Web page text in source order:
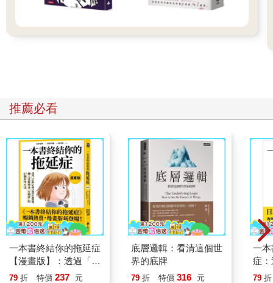
推薦必看
一本書終結你的拖延症
【漫畫版】：透過「小
行動」打開大腦的行動
79 折 特價 237 元
底層邏輯：看清這個世
界的底牌
79 折 特價 316 元
一
症
開
79 折